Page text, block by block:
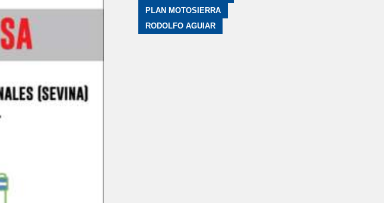
PLAN MOTOSIERRA
RODOLFO AGUIAR